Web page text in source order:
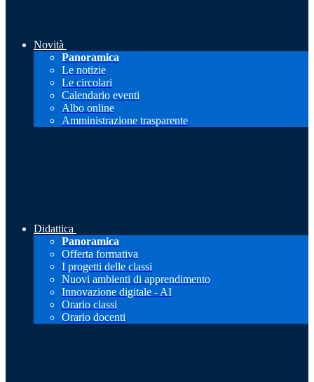
Novità
Panoramica
Le notizie
Le circolari
Calendario eventi
Albo online
Amministrazione trasparente
Didattica
Panoramica
Offerta formativa
I progetti delle classi
Nuovi ambienti di apprendimento
Innovazione digitale - AI
Orario classi
Orario docenti